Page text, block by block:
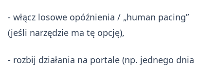
- włącz losowe opóźnienia / „human pacing”
(jeśli narzędzie ma tę opcję),
- rozbij działania na portale (np. jednego dnia